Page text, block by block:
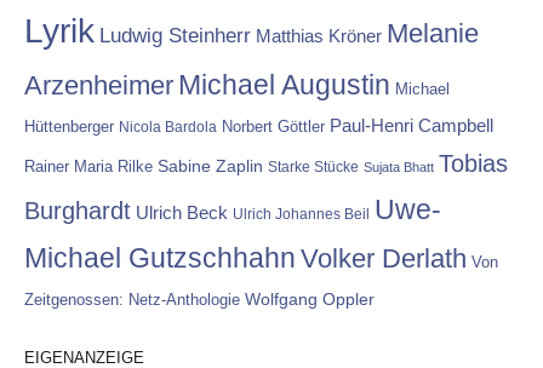
Lyrik Ludwig Steinherr Matthias Kröner Melanie
Arzenheimer Michael Augustin Michael
Hüttenberger Nicola Bardola Norbert Göttler Paul-Henri Campbell
Rainer Maria Rilke Sabine Zaplin Starke Stücke Sujata Bhatt Tobias
Burghardt Ulrich Beck Ulrich Johannes Beil Uwe-
Michael Gutzschhahn Volker Derlath Von
Zeitgenossen: Netz-Anthologie Wolfgang Oppler
EIGENANZEIGE